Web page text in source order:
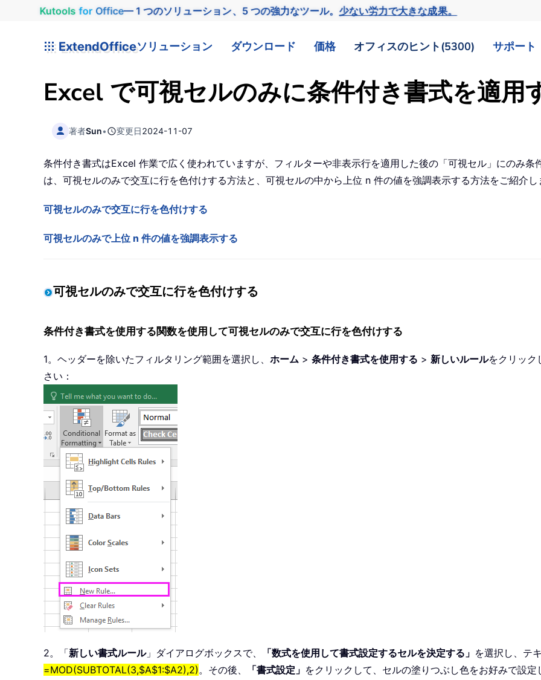
Kutools for Office— 1 つのソリューション、5 つの強力なツール。少ない労力で大きな成果。
ExtendOfficeソリューション ダウンロード 価格 オフィスのヒント(5300) サポート
Excel で可視セルのみに条件付き書式を適用
著者Sun• 変更日2024-11-07
条件付き書式はExcel 作業で広く使われていますが、フィルターや非表示行を適用した後の「可視セル」にのみ
は、可視セルのみで交互に行を色付けする方法と、可視セルの中から上位 n 件の値を強調表示する方法をご紹介し
可視セルのみで交互に行を色付けする
可視セルのみで上位 n 件の値を強調表示する
可視セルのみで交互に行を色付けする
条件付き書式を使用する関数を使用して可視セルのみで交互に行を色付けする
1。ヘッダーを除いたフィルタリング範囲を選択し、 ホーム > 条件付き書式を使用する > 新しいルールをクリック
さい：
2。「新しい書式ルール」ダイアログボックスで、 「数式を使用して書式設定するセルを決定する」 を選択し、テ
=MOD(SUBTOTAL(3,$A$1:$A2),2)。その後、 「書式設定」 をクリックして、セルの塗りつぶし色をお好みで設